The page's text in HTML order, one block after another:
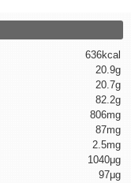
636kcal
20.9g
20.7g
82.2g
806mg
87mg
2.5mg
1040μg
97μg